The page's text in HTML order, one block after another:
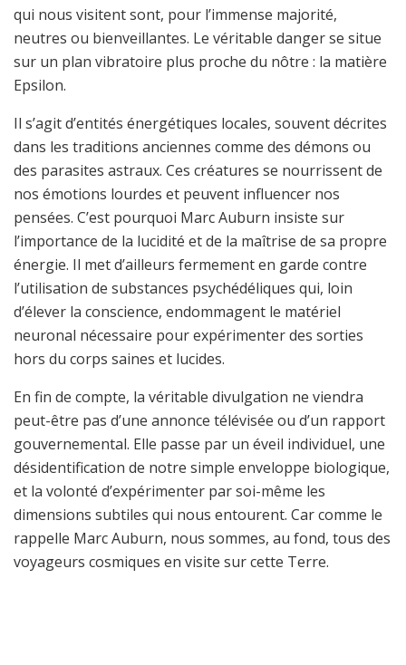
qui nous visitent sont, pour l’immense majorité,
neutres ou bienveillantes. Le véritable danger se situe
sur un plan vibratoire plus proche du nôtre : la matière
Epsilon.
Il s’agit d’entités énergétiques locales, souvent décrites
dans les traditions anciennes comme des démons ou
des parasites astraux. Ces créatures se nourrissent de
nos émotions lourdes et peuvent influencer nos
pensées. C’est pourquoi Marc Auburn insiste sur
l’importance de la lucidité et de la maîtrise de sa propre
énergie. Il met d’ailleurs fermement en garde contre
l’utilisation de substances psychédéliques qui, loin
d’élever la conscience, endommagent le matériel
neuronal nécessaire pour expérimenter des sorties
hors du corps saines et lucides.
En fin de compte, la véritable divulgation ne viendra
peut-être pas d’une annonce télévisée ou d’un rapport
gouvernemental. Elle passe par un éveil individuel, une
désidentification de notre simple enveloppe biologique,
et la volonté d’expérimenter par soi-même les
dimensions subtiles qui nous entourent. Car comme le
rappelle Marc Auburn, nous sommes, au fond, tous des
voyageurs cosmiques en visite sur cette Terre.